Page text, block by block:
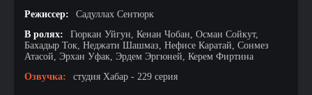
Режиссер:
Садуллах Сентюрк
В ролях:
Гюркан Уйгун, Кенан Чобан, Осман Сойкут,
Бахадыр Ток, Неджати Шашмаз, Нефисе Каратай, Сонмез
Атасой, Эрхан Уфак, Эрдем Эргюней, Керем Фиртина
Озвучка:
студия Хабар - 229 серия